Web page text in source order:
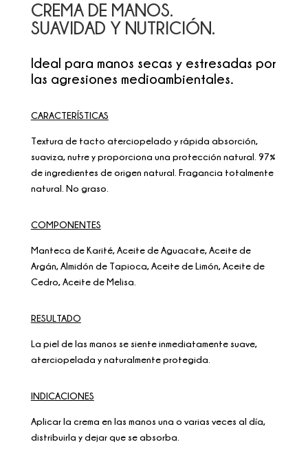
CREMA DE MANOS.
SUAVIDAD Y NUTRICIÓN.
Ideal para manos secas y estresadas por
las agresiones medioambientales.
CARACTERÍSTICAS
Textura de tacto aterciopelado y rápida absorción,
suaviza, nutre y proporciona una protección natural. 97%
de ingredientes de origen natural. Fragancia totalmente
natural. No graso.
COMPONENTES
Manteca de Karité, Aceite de Aguacate, Aceite de
Argán, Almidón de Tapioca, Aceite de Limón, Aceite de
Cedro, Aceite de Melisa.
RESULTADO
La piel de las manos se siente inmediatamente suave,
aterciopelada y naturalmente protegida.
INDICACIONES
Aplicar la crema en las manos una o varias veces al día,
distribuirla y dejar que se absorba.